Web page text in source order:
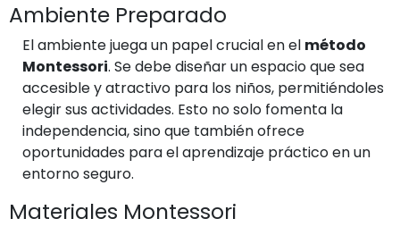
Ambiente Preparado
El ambiente juega un papel crucial en el método
Montessori. Se debe diseñar un espacio que sea
accesible y atractivo para los niños, permitiéndoles
elegir sus actividades. Esto no solo fomenta la
independencia, sino que también ofrece
oportunidades para el aprendizaje práctico en un
entorno seguro.
Materiales Montessori